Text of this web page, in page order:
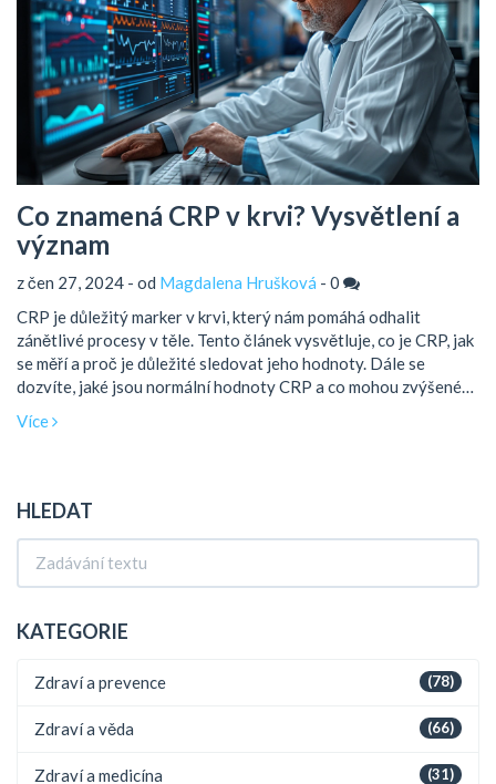
Co znamená CRP v krvi? Vysvětlení a
význam
z čen 27, 2024 - od Magdalena Hrušková - 0
CRP je důležitý marker v krvi, který nám pomáhá odhalit
zánětlivé procesy v těle. Tento článek vysvětluje, co je CRP, jak
se měří a proč je důležité sledovat jeho hodnoty. Dále se
dozvíte, jaké jsou normální hodnoty CRP a co mohou zvýšené
zdraví a předcházet zvýšenému CRP.
Více
HLEDAT
KATEGORIE
(78)
Zdraví a prevence
(66)
Zdraví a věda
(31)
Zdraví a medicína